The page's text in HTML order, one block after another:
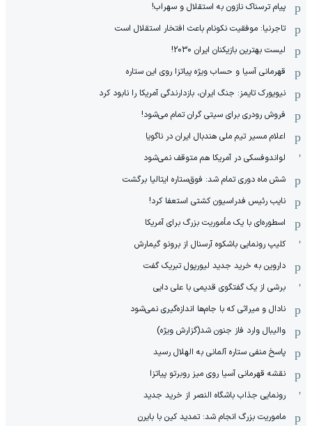
پیام ترسناک نازون به استقلال و سهراب!
تاجرنیا: موفقیت نکونام باعث افتخار استقلال است
لیست بهترین بازیکنان ایران 2030!
قهرمانی آسیا و حساب ویژه پیاتزا روی این ستاره
نیویورک تایمز: جنگ ایران، بازدارندگی آمریکا را نابود کرد
فروش رودری برای سیتی گران تمام می‌شود!
اعلام مسیر تیم ملی هندبال ایران در ناگویا
لواندوفسکی در آمریکا هم متوقف نمی‌شود
شش ماه دوری تمام شد: فوق‌ستاره ایتالیا برگشت
نایب رئیس فدراسیون کشتی استعفا کرد!
اسطوره‌ای با یک مأموریت بزرگ برای آمریکا
کلیپ رونمایی باشکوه آرسنال از برونو گیمارش
داروین به خرید جدید لیورپول تبریک گفت
برشی از یک گفتگوی قدیمی با علی دایی
نادال و میراثی که با جام‌ها اندازه‌گیری نمی‌شود
والیبال وارد فاز جنون شد(گزارش ویژه)
پاسخ منفی ستاره آلمانی به الهلال رسید
نقشه قهرمانی آسیا روی میز روبرتو پیاتزا
رونمایی جذاب باشگاه النصر از خرید جدید
ماموریت بزرگ انجام شد: تمدید کین با بایرن